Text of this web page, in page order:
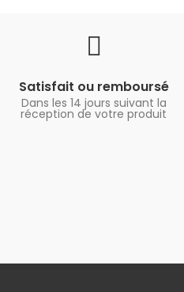
Satisfait ou remboursé
Dans les 14 jours suivant la
réception de votre produit